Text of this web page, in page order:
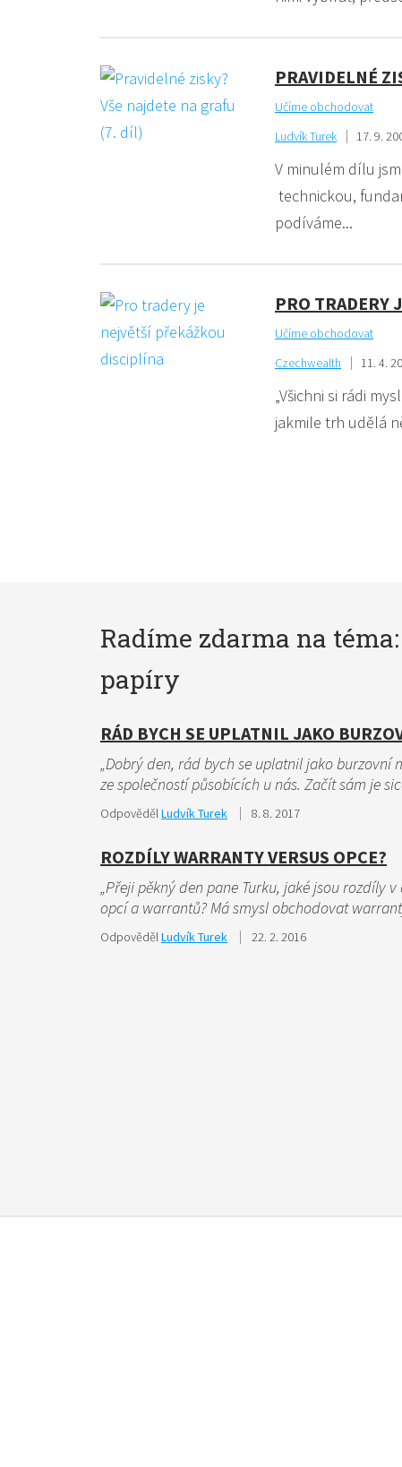
PRAVIDELNÉ
Učíme obchodovat
Ludvík Turek
17. 9.
V minulém dílu
technickou,
podíváme...
PRO TRADERY
Učíme obchodovat
Czechwealth
11. 4.
„Všichni si rádi
jakmile trh udělá
Radíme zdarma na
papíry
RÁD BYCH SE UPLATNIL JAKO
„Dobrý den, rád bych se uplatnil jako burzovní
ze společností působících u nás. Začít sám je
OdpovědělLudvík Turek 8. 8. 2017
ROZDÍLY WARRANTY VERSUS OPCE?
„Přeji pěkný den pane Turku, jaké jsou rozdíly
opcí a warrantů? Má smysl obchodovat
OdpovědělLudvík Turek 22. 2. 2016